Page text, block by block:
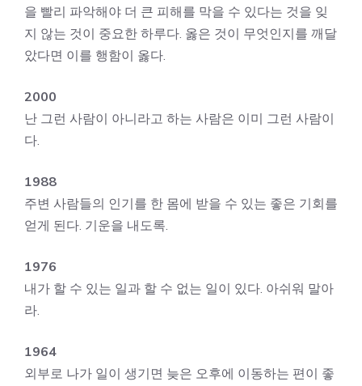
을 빨리 파악해야 더 큰 피해를 막을 수 있다는 것을 잊
지 않는 것이 중요한 하루다. 옳은 것이 무엇인지를 깨달
았다면 이를 행함이 옳다.
2000
난 그런 사람이 아니라고 하는 사람은 이미 그런 사람이
다.
1988
주변 사람들의 인기를 한 몸에 받을 수 있는 좋은 기회를
얻게 된다. 기운을 내도록.
1976
내가 할 수 있는 일과 할 수 없는 일이 있다. 아쉬워 말아
라.
1964
외부로 나가 일이 생기면 늦은 오후에 이동하는 편이 좋